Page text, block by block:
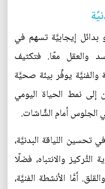
إيجابيَّة تسهم في
والعقل معًا. فتكثيف
والفنيَّة يوفِّر بيئة صحيَّة
إلى نمط الحياة اليومي
الجلوس أمام الشَّاشات.
تحسين اللياقة البدنيَّة،
والانتباه، فضلًا
أمَّا الأنشطة الفنيَّة،